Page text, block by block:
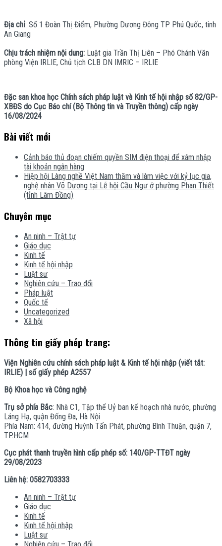
Địa chỉ: Số 1 Đoàn Thị Điểm, Phường Dương Đông TP Phú Quốc, tinh
An Giang
Chịu trách nhiệm nội dung: Luật gia Trần Thị Liên – Phó Chánh Văn
phòng Viện IRLIE, Chủ tịch CLB DN IMRIC – IRLIE
Đặc san khoa học Chính sách pháp luật và Kinh tế hội nhập số 82/GP-
XBĐS do Cục Báo chí (Bộ Thông tin và Truyền thông) cấp ngày
16/08/2024
Bài viết mới
Cảnh báo thủ đoạn chiếm quyền SIM điện thoại để xâm nhập
tài khoản ngân hàng
Hiệp hội Làng nghề Việt Nam thăm và làm việc với kỷ lục gia,
nghệ nhân Võ Dương tại Lễ hội Cầu Ngư ở phường Phan Thiết
(tỉnh Lâm Đồng)
Chuyên mục
An ninh – Trật tự
Giáo dục
Kinh tế
Kinh tế hội nhập
Luật sư
Nghiên cứu – Trao đổi
Pháp luật
Quốc tế
Uncategorized
Xã hội
Thông tin giấy phép trang:
Viện Nghiên cứu chính sách pháp luật & Kinh tế hội nhập (viết tắt:
IRLIE) | số giấy phép A2557
Bộ Khoa học và Công nghệ
Trụ sở phía Bắc: Nhà C1, Tập thể Uỷ ban kế hoạch nhà nước, phường
Láng Hạ, quận Đống Đa, Hà Nội
Phía Nam: 414, đường Huỳnh Tấn Phát, phường Bình Thuận, quận 7,
TP.HCM
Cục phát thanh truyền hình cấp phép số: 140/GP-TTĐT ngày
29/08/2023
Liên hệ: 0582703333
An ninh – Trật tự
Giáo dục
Kinh tế
Kinh tế hội nhập
Luật sư